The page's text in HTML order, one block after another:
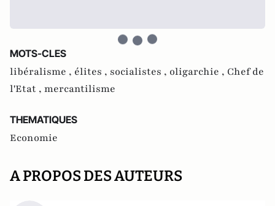
MOTS-CLES
libéralisme , élites , socialistes , oligarchie , Chef de
l'Etat , mercantilisme
THEMATIQUES
Economie
A PROPOS DES AUTEURS